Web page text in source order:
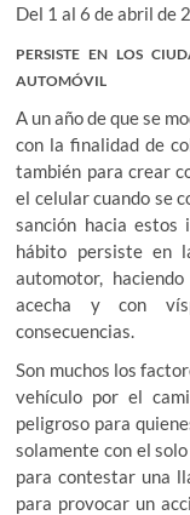
Del 1 al 6 de abril de
PERSISTE EN LOS
AUTOMÓVIL
A un año de que se
con la finalidad de
también para crear
el celular cuando se
sanción hacia estos
hábito persiste en
automotor,
acecha y con
consecuencias.
Son muchos los
vehículo por el
peligroso para
solamente con el
para contestar una
para provocar un